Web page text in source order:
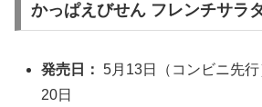
かっぱえびせん フレンチサラ
発売日： 5月13日（コンビニ先
20日